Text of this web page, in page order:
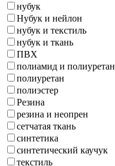
нубук
Нубук и нейлон
нубук и текстиль
нубук и ткань
ПВХ
полиамид и полиуретан
полиуретан
полиэстер
Резина
резина и неопрен
сетчатая ткань
синтетика
синтетический каучук
текстиль